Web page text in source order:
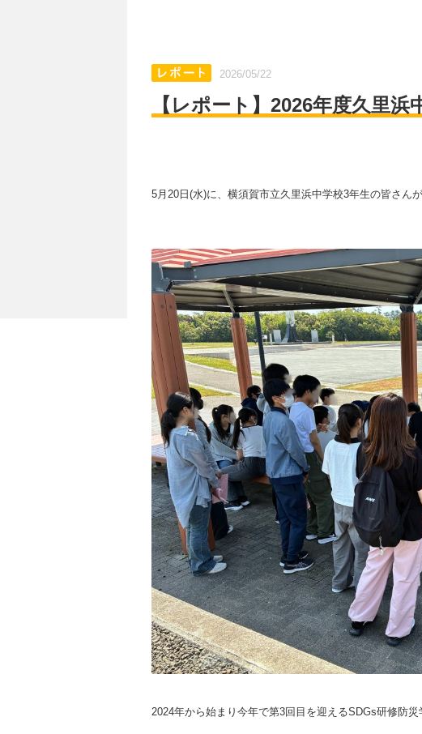
2026/05/22
【レポート】2026年度久里
5月20日(水)に、横須賀市立久里浜中学校3年生の皆さん
2024年から始まり今年で第3回目を迎えるSDGs研修防災